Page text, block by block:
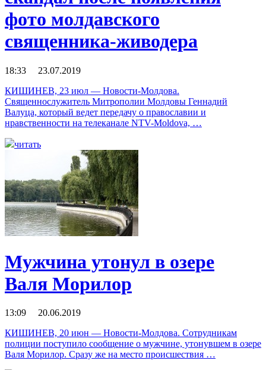
фото молдавского
священника-живодера
18:33 23.07.2019
КИШИНЕВ, 23 июл — Новости-Молдова.
Священнослужитель Митрополии Молдовы Геннадий
Валуца, который ведет передачу о православии и
нравственности на телеканале NTV-Moldova, …
читать
Мужчина утонул в озере
Валя Морилор
13:09 20.06.2019
КИШИНЕВ, 20 июн — Новости-Молдова. Сотрудникам
полиции поступило сообщение о мужчине, утонувшем в озере
Валя Морилор. Сразу же на место происшествия …